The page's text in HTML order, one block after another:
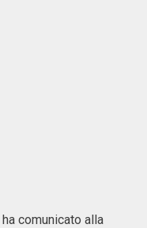
ha comunicato alla